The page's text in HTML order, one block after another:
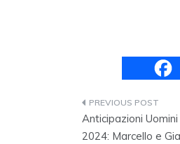
Navigazione
articoli
Anticipazioni
2024: Marcello e